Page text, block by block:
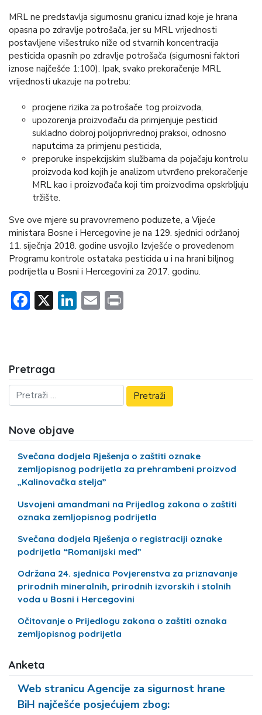
MRL ne predstavlja sigurnosnu granicu iznad koje je hrana
opasna po zdravlje potrošača, jer su MRL vrijednosti
postavljene višestruko niže od stvarnih koncentracija
pesticida opasnih po zdravlje potrošača (sigurnosni faktori
iznose najčešće 1:100). Ipak, svako prekoračenje MRL
vrijednosti ukazuje na potrebu:
procjene rizika za potrošače tog proizvoda,
upozorenja proizvođaču da primjenjuje pesticid
sukladno dobroj poljoprivrednoj praksoi, odnosno
naputcima za primjenu pesticida,
preporuke inspekcijskim službama da pojačaju kontrolu
proizvoda kod kojih je analizom utvrđeno prekoračenje
MRL kao i proizvođača koji tim proizvodima opskrbljuju
tržište.
Sve ove mjere su pravovremeno poduzete, a Vijeće
ministara Bosne i Hercegovine je na 129. sjednici održanoj
11. siječnja 2018. godine usvojilo Izvješće o provedenom
Programu kontrole ostataka pesticida u i na hrani biljnog
podrijetla u Bosni i Hercegovini za 2017. godinu.
Facebook
X LinkedIn
Email
Pretraga
Nove objave
Svečana dodjela Rješenja o zaštiti oznake
zemljopisnog podrijetla za prehrambeni proizvod
„Kalinovačka stelja”
Usvojeni amandmani na Prijedlog zakona o zaštiti
oznaka zemljopisnog podrijetla
Svečana dodjela Rješenja o registraciji oznake
podrijetla “Romanijski med”
Održana 24. sjednica Povjerenstva za priznavanje
prirodnih mineralnih, prirodnih izvorskih i stolnih
voda u Bosni i Hercegovini
Očitovanje o Prijedlogu zakona o zaštiti oznaka
zemljopisnog podrijetla
Anketa
Web stranicu Agencije za sigurnost hrane
BiH najčešće posjećujem zbog: